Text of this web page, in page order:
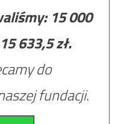
15 000
15 633,5zł.
do
fundacji.